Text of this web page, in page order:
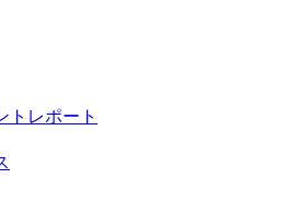
トレポート